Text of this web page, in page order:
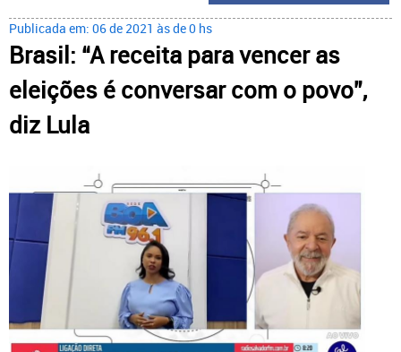
Publicada em: 06 de 2021 às de 0 hs
Brasil: “A receita para vencer as
eleições é conversar com o povo”,
diz Lula